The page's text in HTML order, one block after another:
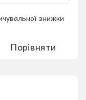
знижки
Порівняти